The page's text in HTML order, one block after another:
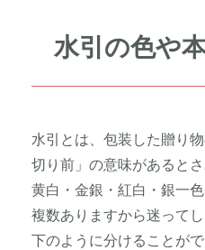
水引の色や
水引とは、包装した贈り
切り前」の意味があると
黄白・金銀・紅白・銀一
複数ありますから迷って
下のように分けることが